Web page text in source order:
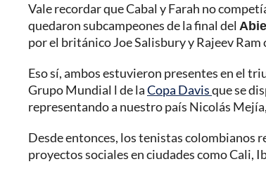
Vale recordar que Cabal y Farah no
quedaron subcampeones de la final del
por el británico Joe Salisbury y Rajeev Ram
Eso sí, ambos estuvieron presentes en el
Grupo Mundial l de laCopa Davisque se
representando a nuestro país Nicolás
Desde entonces, los tenistas colombianos
proyectos sociales en ciudades como Cali,